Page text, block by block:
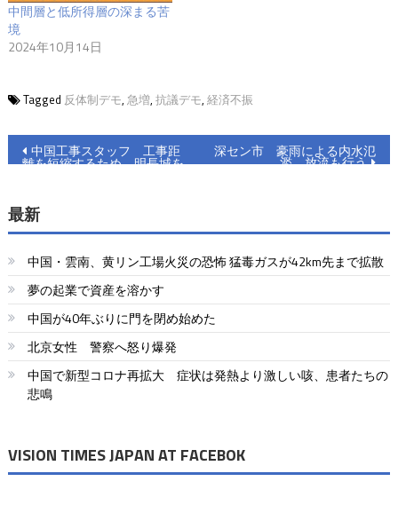
中間層と低所得層の深まる苦
境
2024年10月14日
Tagged 反体制デモ, 急増, 抗議デモ, 経済不振
投
ナ
ビ
ゲ
ー
シ
ョ
ン
中国工事スタッフ 工事距
離を短縮するため 明長城を
深セン市 豪雨による内水氾
濫 放流も行う
最新
中国・雲南、黄リン工場火災の恐怖 猛毒ガスが42km先まで拡散
夢の起業で資産を溶かす
中国が40年ぶりに門を閉め始めた
北京女性 警察へ怒り爆発
中国で新型コロナ再拡大 症状は発熱より激しい咳、患者たちの
悲鳴
VISION TIMES JAPAN AT FACEBOK